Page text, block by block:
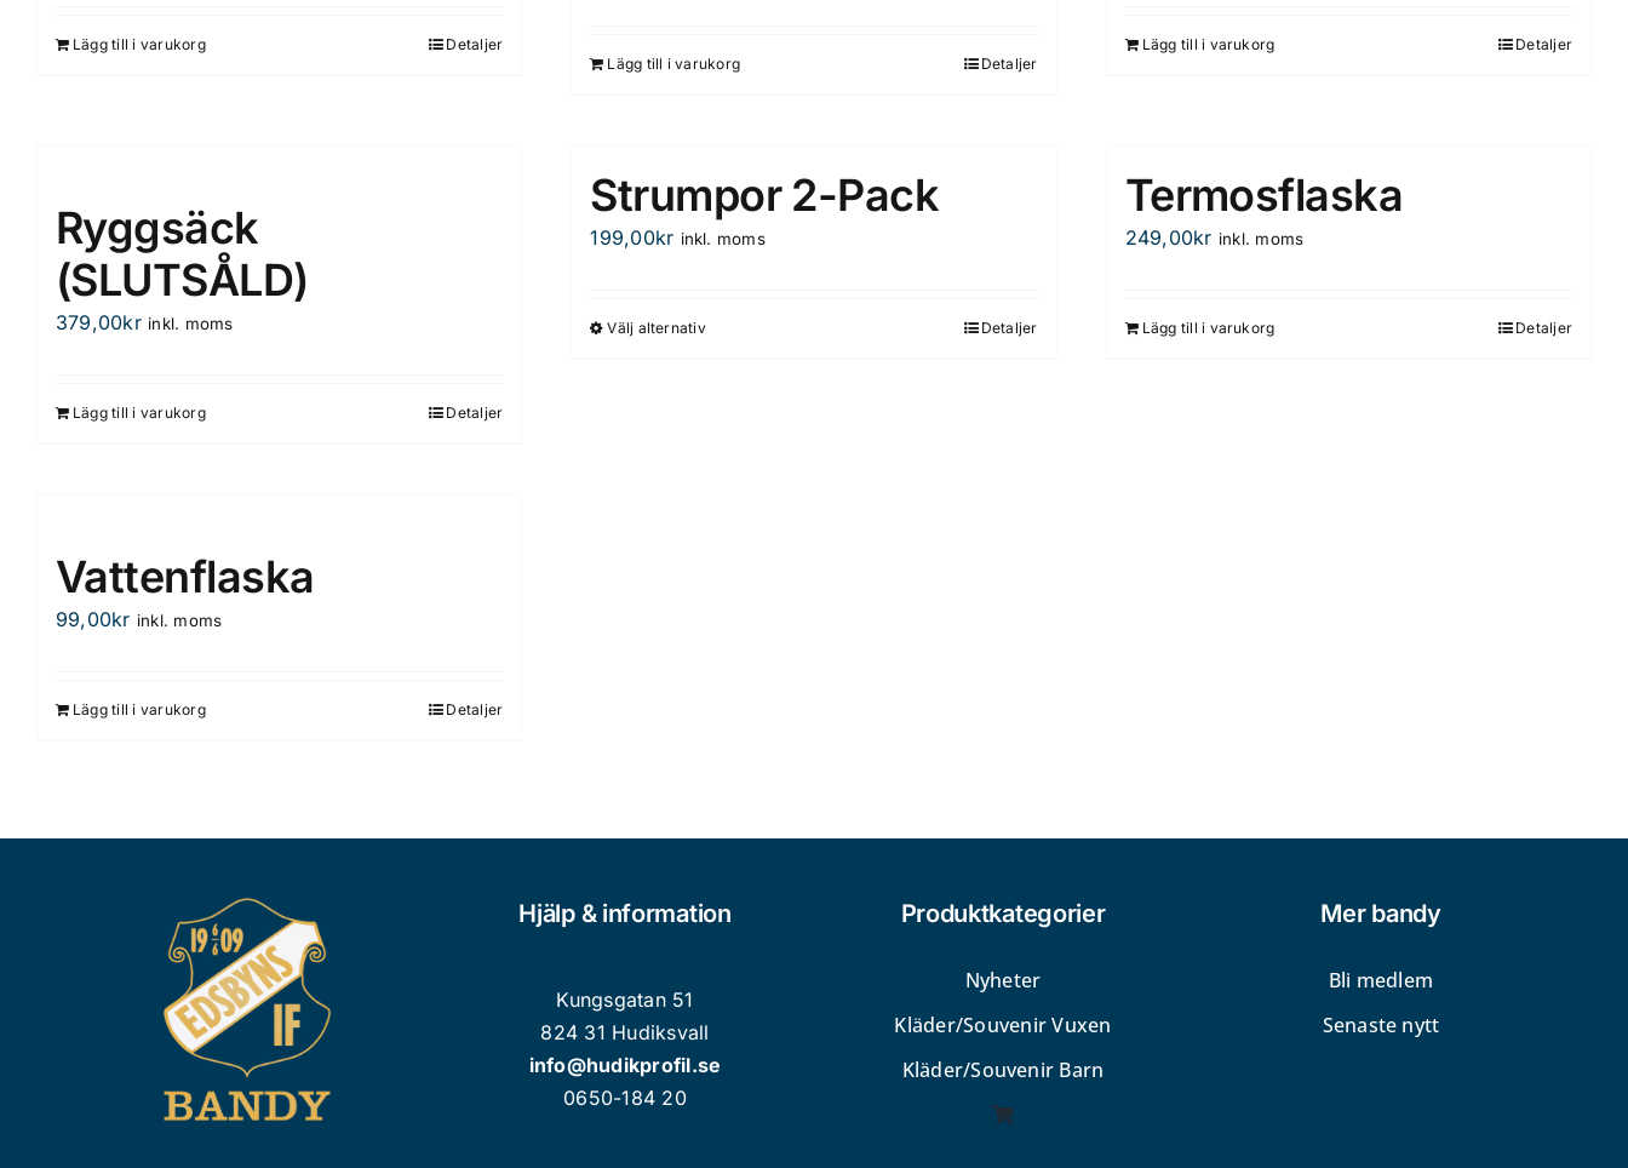
Lägg till i varukorg Detaljer
Lägg till i varukorg Detaljer
Lägg till i varukorg Detaljer
Ryggsäck
(SLUTSÅLD)
379,00kr inkl. moms
Lägg till i varukorg Detaljer
Strumpor 2-Pack
199,00kr inkl. moms
Välj alternativDen
Detaljer
Termosflaska
249,00kr inkl. moms
Lägg till i varukorg Detaljer
Vattenflaska
99,00kr inkl. moms
Lägg till i varukorg Detaljer
Hjälp & information
Kungsgatan 51
824 31 Hudiksvall
info@hudikprofil.se
0650-184 20
Produktkategorier
Nyheter
Kläder/Souvenir Vuxen
Kläder/Souvenir Barn
Mer bandy
Bli medlem
Senaste nytt